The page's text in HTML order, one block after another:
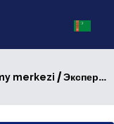
merkezi / Эксперты из страны тысячи озёр в Ашхабаде